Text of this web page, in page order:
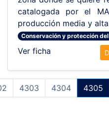
catalogada por el
producción media y
Conservación y protección
Ver ficha
4303 4304 4305